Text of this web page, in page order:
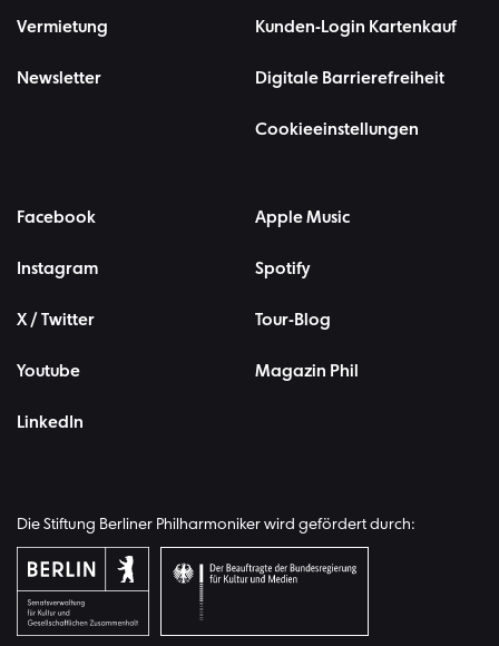
Vermietung
Newsletter
Kunden-Login Kartenkauf
Digitale Barrierefreiheit
Cookieeinstellungen
Facebook
Instagram
X / Twitter
Youtube
LinkedIn
Apple Music
Spotify
Tour-Blog
Magazin Phil
Die Stiftung Berliner Philharmoniker wird gefördert durch: